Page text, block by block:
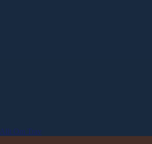
Allt Om Trav